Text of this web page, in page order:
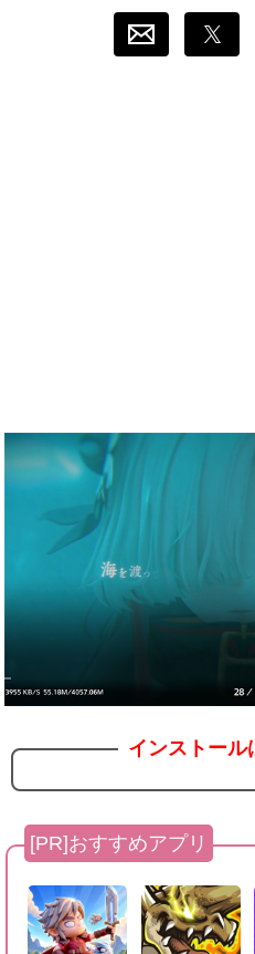
インストール